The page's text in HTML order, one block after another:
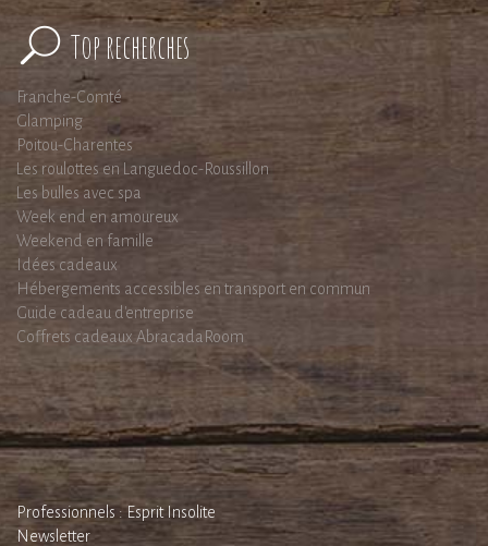
Top recherches
Franche-Comté
Glamping
Poitou-Charentes
Les roulottes en Languedoc-Roussillon
Les bulles avec spa
Week end en amoureux
Weekend en famille
Idées cadeaux
Hébergements accessibles en transport en commun
Guide cadeau d'entreprise
Coffrets cadeaux AbracadaRoom
Professionnels : Esprit Insolite
Newsletter